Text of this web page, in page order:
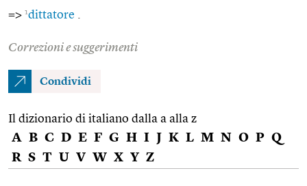
=> 1dittatore
Correzioni e suggerimenti
Condividi
Il dizionario di italiano dalla a alla z
A B C D E F G H I J K L M N O P Q
R S T U V W X Y Z